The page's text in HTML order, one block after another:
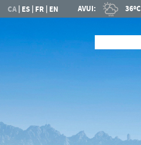
CA| ES | FR | EN AVUI: 36ºC